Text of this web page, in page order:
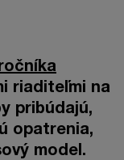
riaditeľmi na
pribúdajú,
opatrenia,
model.